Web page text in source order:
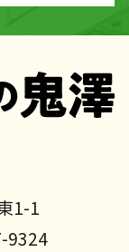
1-1
9324